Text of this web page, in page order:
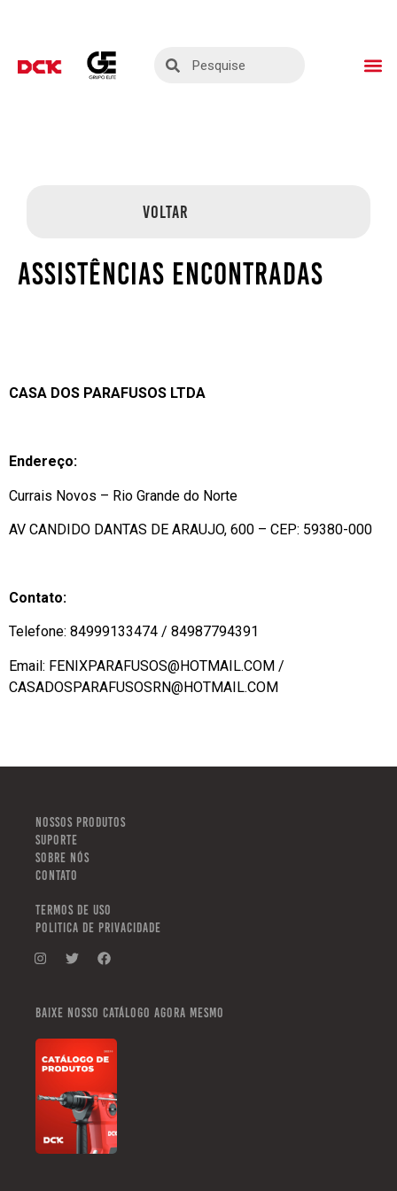
VOLTAR
ASSISTÊNCIAS ENCONTRADAS
CASA DOS PARAFUSOS LTDA
Endereço:
Currais Novos – Rio Grande do Norte
AV CANDIDO DANTAS DE ARAUJO, 600 – CEP: 59380-000
Contato:
Telefone: 84999133474 / 84987794391
Email: FENIXPARAFUSOS@HOTMAIL.COM /
CASADOSPARAFUSOSRN@HOTMAIL.COM
NOSSOS PRODUTOS
SUPORTE
SOBRE NÓS
CONTATO
TERMOS DE USO
POLITICA DE PRIVACIDADE
Baixe nosso catálogo agora mesmo